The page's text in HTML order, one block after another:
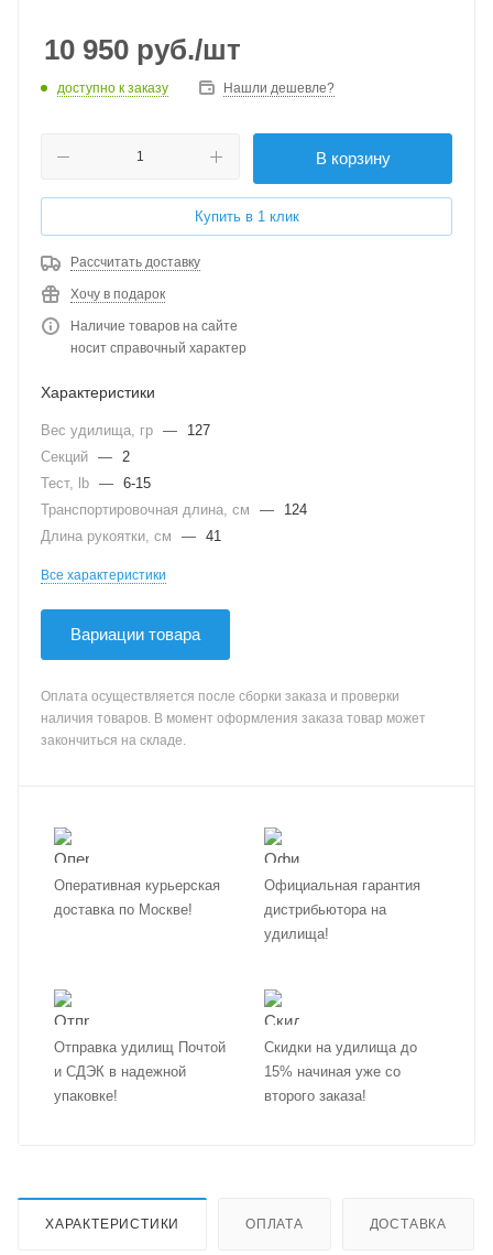
10 950 руб./шт
доступно к заказу Нашли дешевле?
В корзину
Купить в 1 клик
Рассчитать доставку
Хочу в подарок
Наличие товаров на сайте
носит справочный характер
Характеристики
Вес удилища, гр —
127
Секций — 2
Тест, lb — 6-15
Транспортировочная длина, см
—
124
Длина рукоятки, см
— 41
Все характеристики
Вариации товара
Оплата осуществляется после сборки заказа и проверки
наличия товаров. В момент оформления заказа товар может
закончиться на складе.
Оперативная курьерская
доставка по Москве!
Официальная гарантия
дистрибьютора на
удилища!
Отправка удилищ Почтой
и СДЭК в надежной
упаковке!
Скидки на удилища до
15% начиная уже со
второго заказа!
ХАРАКТЕРИСТИКИ ОПЛАТА ДОСТАВКА